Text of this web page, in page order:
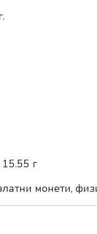
15.55 г
монети,